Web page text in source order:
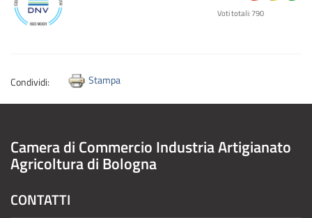
Voti totali: 790
Condividi: Stampa
Camera di Commercio Industria Artigianato
Agricoltura di Bologna
CONTATTI